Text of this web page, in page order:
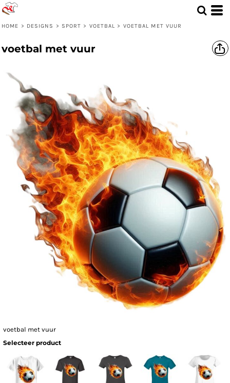
HOME > DESIGNS > SPORT > VOETBAL > VOETBAL MET VUUR
voetbal met vuur
voetbal met vuur
Selecteer product